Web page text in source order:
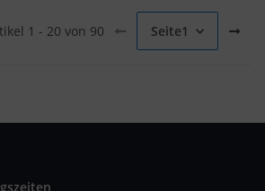
1 - 20 von 90 Seite1